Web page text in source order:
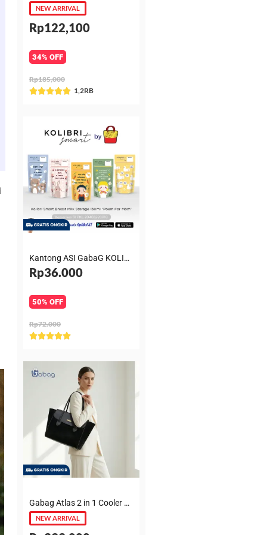
NEW ARRIVAL
Rp122,100
34% OFF
Rp185,000
Rated
of
1,2RB
Kantong ASI GabaG KOLIBRI KASIP 150 ml Poem for Mom
Rp36.000
50% OFF
Rp72.000
Rated
5
Gabag Atlas 2 in 1 Cooler & Diaper Bag Premium Suede – Tas bayi + Thermal pouch 20 Jam, Leakproof, Garansi 6 Bulan
NEW ARRIVAL